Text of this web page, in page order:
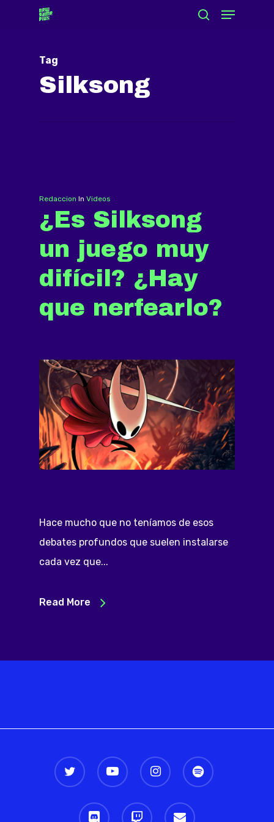
Menu
Tag
Silksong
Redaccion In Videos
¿Es Silksong
un juego muy
difícil? ¿Hay
que nerfearlo?
Hace mucho que no teníamos de esos
debates profundos que suelen instalarse
cada vez que...
Read More
twitter youtube instagram spotify
discord twitch email